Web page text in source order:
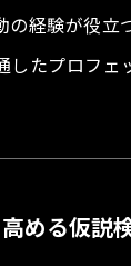
の経験が役立
したプロフェ
める仮説